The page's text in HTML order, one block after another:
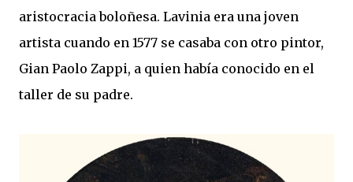
aristocracia boloñesa. Lavinia era una joven
artista cuando en 1577 se casaba con otro pintor,
Gian Paolo Zappi, a quien había conocido en el
taller de su padre.